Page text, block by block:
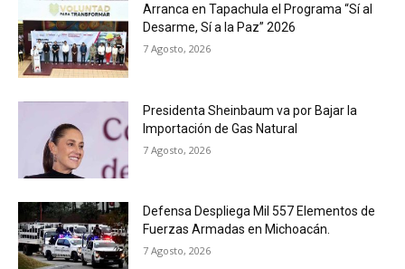
Arranca en Tapachula el Programa “Sí al
Desarme, Sí a la Paz” 2026
7 Agosto, 2026
Presidenta Sheinbaum va por Bajar la
Importación de Gas Natural
7 Agosto, 2026
Defensa Despliega Mil 557 Elementos de
Fuerzas Armadas en Michoacán.
7 Agosto, 2026